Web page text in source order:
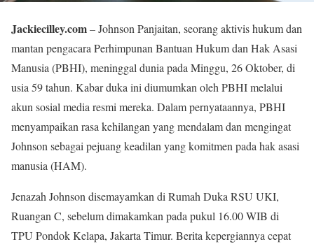
Jackiecilley.com– Johnson Panjaitan, seorang aktivis hukum dan
mantan pengacara Perhimpunan Bantuan Hukum dan Hak Asasi
Manusia (PBHI), meninggal dunia pada Minggu, 26 Oktober, di
usia 59 tahun. Kabar duka ini diumumkan oleh PBHI melalui
akun sosial media resmi mereka. Dalam pernyataannya, PBHI
menyampaikan rasa kehilangan yang mendalam dan mengingat
Johnson sebagai pejuang keadilan yang komitmen pada hak asasi
manusia (HAM).
Jenazah Johnson disemayamkan di Rumah Duka RSU UKI,
Ruangan C, sebelum dimakamkan pada pukul 16.00 WIB di
TPU Pondok Kelapa, Jakarta Timur. Berita kepergiannya cepat